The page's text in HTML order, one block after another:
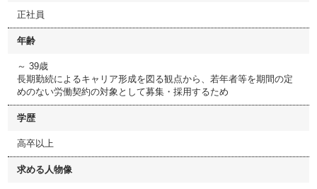
正社員
年齢
～ 39歳
長期勤続によるキャリア形成を図る観点から、若年者等を期間の定
めのない労働契約の対象として募集・採用するため
学歴
高卒以上
求める人物像